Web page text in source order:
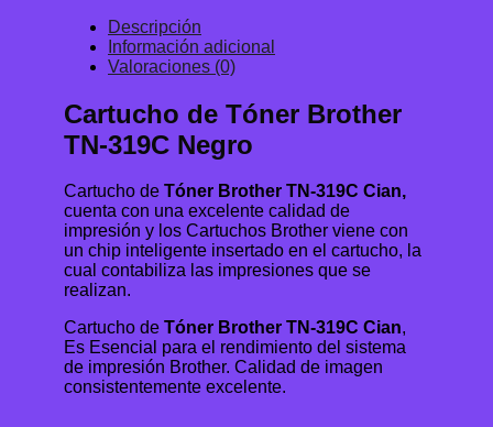
Descripción
Información adicional
Valoraciones (0)
Cartucho de Tóner Brother
TN-319C Negro
Cartucho de Tóner Brother TN-319C Cian,
cuenta con una excelente calidad de
impresión y los Cartuchos Brother viene con
un chip inteligente insertado en el cartucho, la
cual contabiliza las impresiones que se
realizan.
Cartucho de Tóner Brother TN-319C Cian,
Es Esencial para el rendimiento del sistema
de impresión Brother. Calidad de imagen
consistentemente excelente.